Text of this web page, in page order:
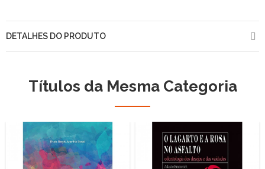
DETALHES DO PRODUTO
Títulos da Mesma Categoria